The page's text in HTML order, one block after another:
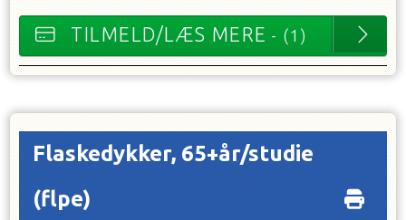
TILMELD/LÆS MERE - (1)
Flaskedykker, 65+år/studie
(flpe)